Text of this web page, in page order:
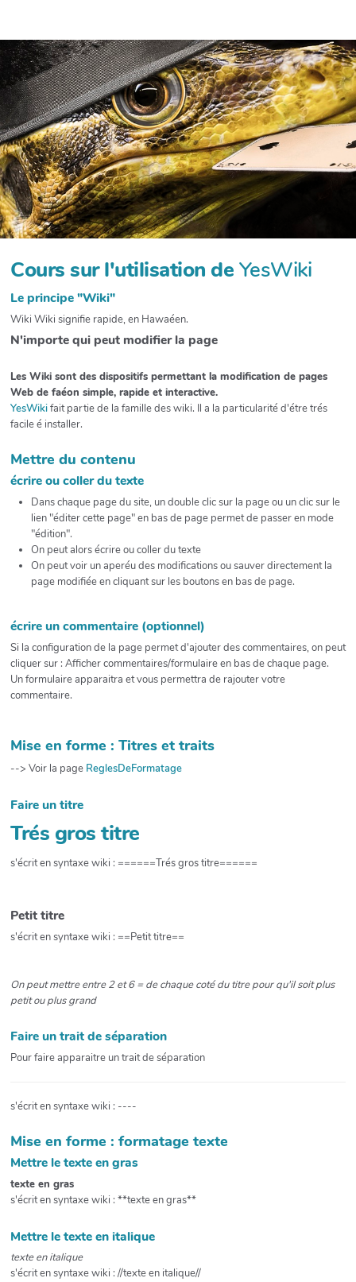
c
h
e
r
Cours sur l'utilisation de YesWiki
Le principe "Wiki"
Wiki Wiki signifie rapide, en Hawaéen.
N'importe qui peut modifier la page
Les Wiki sont des dispositifs permettant la modification de pages
Web de faéon simple, rapide et interactive.
YesWikifait partie de la famille des wiki. Il a la particularité d'étre trés
facile é installer.
Mettre du contenu
écrire ou coller du texte
Dans chaque page du site, un double clic sur la page ou un clic sur le
lien "éditer cette page" en bas de page permet de passer en mode
"édition".
On peut alors écrire ou coller du texte
On peut voir un aperéu des modifications ou sauver directement la
page modifiée en cliquant sur les boutons en bas de page.
écrire un commentaire (optionnel)
Si la configuration de la page permet d'ajouter des commentaires, on peut
cliquer sur : Afficher commentaires/formulaire en bas de chaque page.
Un formulaire apparaitra et vous permettra de rajouter votre
commentaire.
Mise en forme : Titres et traits
--> Voir la page ReglesDeFormatage
Faire un titre
Trés gros titre
s'écrit en syntaxe wiki : ======Trés gros titre======
Petit titre
s'écrit en syntaxe wiki : ==Petit titre==
On peut mettre entre 2 et 6 = de chaque coté du titre pour qu'il soit plus
petit ou plus grand
Faire un trait de séparation
Pour faire apparaitre un trait de séparation
s'écrit en syntaxe wiki : ----
Mise en forme : formatage texte
Mettre le texte en gras
texte en gras
s'écrit en syntaxe wiki : **texte en gras**
Mettre le texte en italique
texte en italique
s'écrit en syntaxe wiki : //texte en italique//